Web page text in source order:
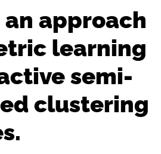
an approach
learning
semi-
clustering